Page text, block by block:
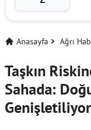
Anasayfa Ağrı
Taşkın
Sahada:
Genişletiliyor